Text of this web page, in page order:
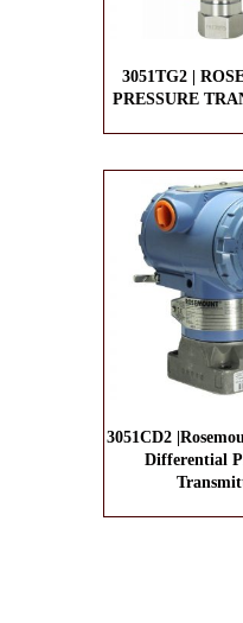
3051TG2 |
PRESSURE
3051CD2
Differential